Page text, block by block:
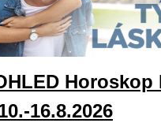
Horoskop
16.8.2026